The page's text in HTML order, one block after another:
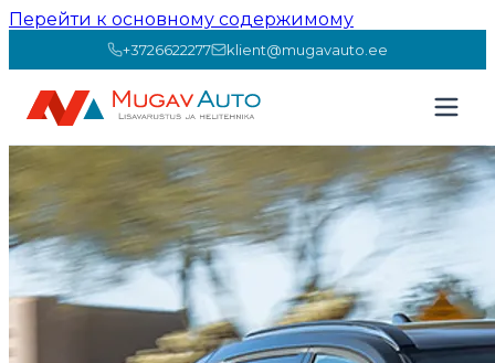
Перейти к основному содержимому
+3726622277 klient@mugavauto.ee